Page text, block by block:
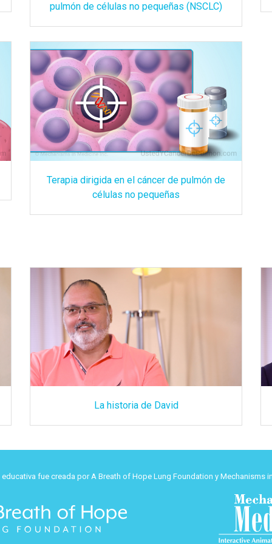
pulmón de células no pequeñas (NSCLC)
Terapia dirigida en el cáncer de pulmón de
células no pequeñas
La historia de David
fue creada por A Breath of Hope Lung Foundation y Mechanisms